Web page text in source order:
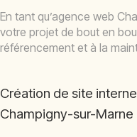
En tant qu’agence web
votre projet de bout en
référencement et à la
Création de site
Champigny-sur-Marne